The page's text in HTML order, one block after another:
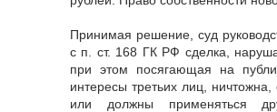
Принимая решение, суд
с п. ст. 168 ГК РФ сделка,
при этом посягающая на
интересы третьих лиц,
или должны применяться